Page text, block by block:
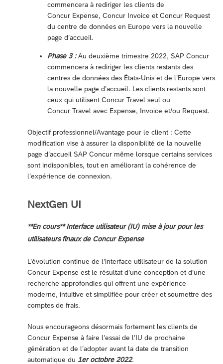
commencera à rediriger les clients de
Concur Expense, Concur Invoice et Concur Request
du centre de données en Europe vers la nouvelle
page d’accueil.
Phase 3 :Au deuxième trimestre 2022, SAP Concur
commencera à rediriger les clients restants des
centres de données des États-Unis et de l’Europe vers
la nouvelle page d’accueil. Les clients restants sont
ceux qui utilisent Concur Travel seul ou
Concur Travel avec Expense, Invoice et/ou Request.
Objectif professionnel/Avantage pour le client : Cette
modification vise à assurer la disponibilité de la nouvelle
page d’accueil SAP Concur même lorsque certains services
sont indisponibles, tout en améliorant la cohérence de
l’expérience de connexion.
NextGen UI
**En cours** Interface utilisateur (IU) mise à jour pour les
utilisateurs finaux de Concur Expense
L’évolution continue de l’interface utilisateur de la solution
Concur Expense est le résultat d’une conception et d’une
recherche approfondies qui offrent une expérience
moderne, intuitive et simplifiée pour créer et soumettre des
comptes de frais.
Nous encourageons désormais fortement les clients de
Concur Expense à faire l’essai de l’IU de prochaine
génération et de l’adopter avant la date de transition
automatique du 1er octobre 2022.